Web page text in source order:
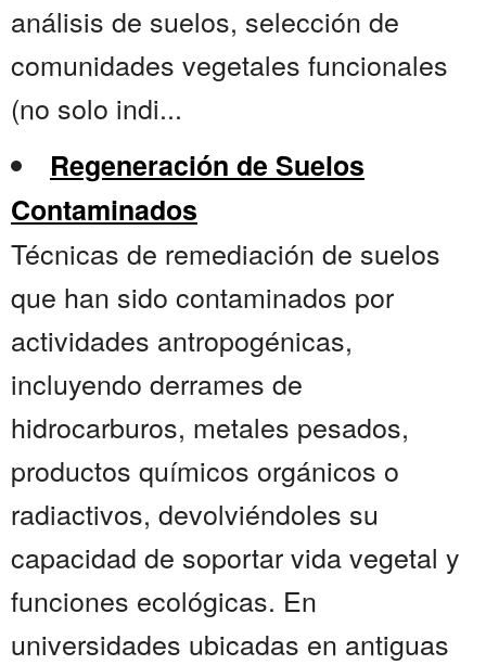
análisis de suelos, selección de
comunidades vegetales funcionales
(no solo indi...
Regeneración de Suelos
Contaminados
Técnicas de remediación de suelos
que han sido contaminados por
actividades antropogénicas,
incluyendo derrames de
hidrocarburos, metales pesados,
productos químicos orgánicos o
radiactivos, devolviéndoles su
capacidad de soportar vida vegetal y
funciones ecológicas. En
universidades ubicadas en antiguas